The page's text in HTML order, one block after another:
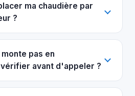
ma chaudière par
?
pas en
avant d'appeler ?